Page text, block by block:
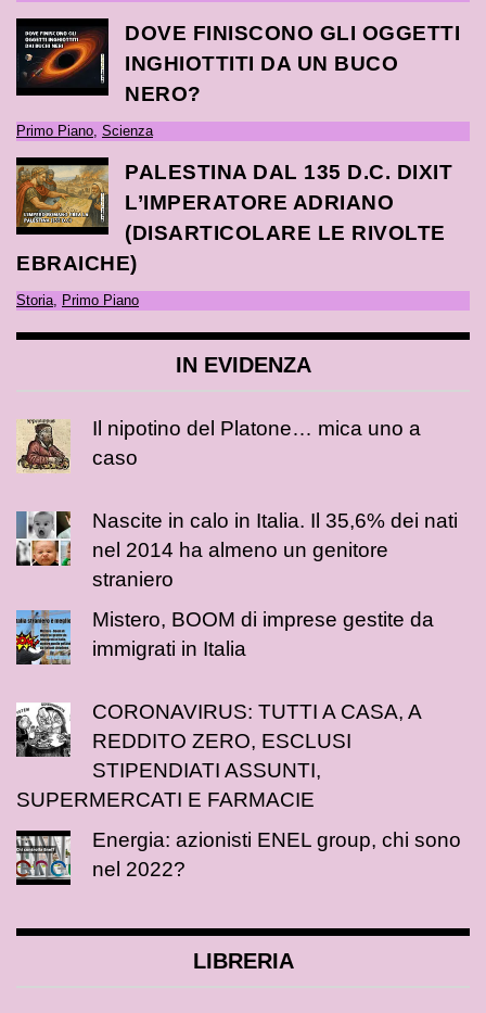
DOVE FINISCONO GLI OGGETTI
INGHIOTTITI DA UN BUCO
NERO?
Primo Piano, Scienza
PALESTINA DAL 135 D.C. DIXIT
L’IMPERATORE ADRIANO
(DISARTICOLARE LE RIVOLTE
EBRAICHE)
Storia, Primo Piano
IN EVIDENZA
Il nipotino del Platone… mica uno a
caso
Nascite in calo in Italia. Il 35,6% dei nati
nel 2014 ha almeno un genitore
straniero
Mistero, BOOM di imprese gestite da
immigrati in Italia
CORONAVIRUS: TUTTI A CASA, A
REDDITO ZERO, ESCLUSI
STIPENDIATI ASSUNTI,
SUPERMERCATI E FARMACIE
Energia: azionisti ENEL group, chi sono
nel 2022?
LIBRERIA